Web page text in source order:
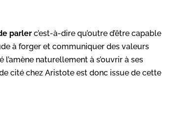
parler c’est-à-dire qu’outre d’être capable
à forger et communiquer des valeurs
naturellement à s’ouvrir à ses
cité chez Aristote est donc issue de cette